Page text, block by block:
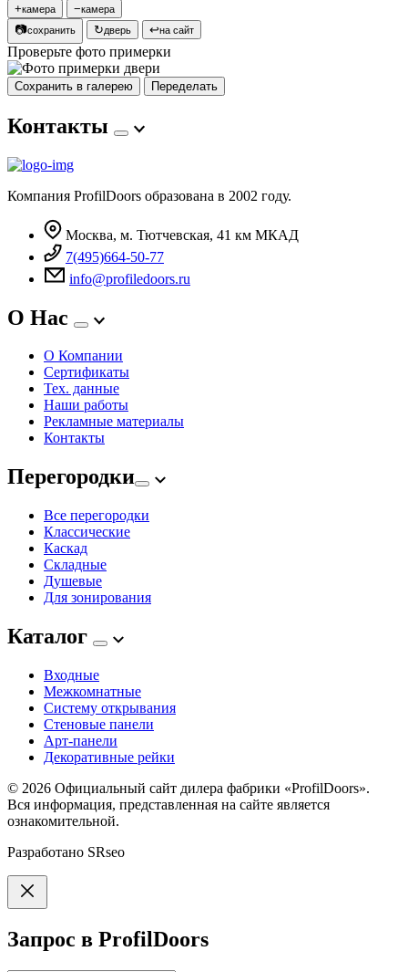
+камера −камера
📷сохранить ↻дверь ↩на сайт
Проверьте фото примерки
Сохранить в галерею Переделать
Контакты
Компания ProfilDoors образована в 2002 году.
Москва, м. Тютчевская, 41 км МКАД
7(495)664-50-77
info@profiledoors.ru
О Нас
О Компании
Сертификаты
Тех. данные
Наши работы
Рекламные материалы
Контакты
Перегородки
Все перегородки
Классические
Каскад
Складные
Душевые
Для зонирования
Каталог
Входные
Межкомнатные
Систему открывания
Стеновые панели
Арт-панели
Декоративные рейки
© 2026 Официальный сайт дилера фабрики «ProfilDoors».
Вся информация, представленная на сайте является
ознакомительной.
Разработано SRseo
Запрос в ProfilDoors